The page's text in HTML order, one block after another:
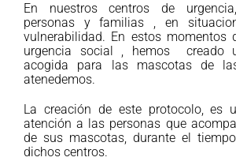
En nuestros centros de
personas y familias , en
vulnerabilidad. En estos momentos
urgencia social , hemos creado
acogida para las mascotas de
atenedemos.
La creación de este protocolo, es
atención a las personas que
de sus mascotas, durante el
dichos centros.